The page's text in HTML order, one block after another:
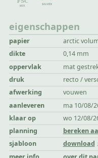
eigenschappen
papier
arctic
dikte
0,14 mm
oppervlak
mat
druk
recto /
afwerking
vouwen
aanleveren
ma 10/08/
klaar op
wo 12/08/
planning
bereken
sjabloon
download